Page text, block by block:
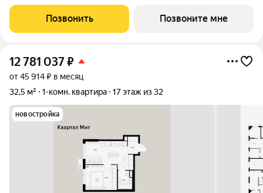
расположение 20 минут пешком до станции метро
«Пятницкое шоссе». 8 минут на автомобиле
Позвонить Позвоните мне
12 781 037₽
от 45 914 ₽ в месяц
32,5 м²
1-комн. квартира 17 этаж из 32
новостройка